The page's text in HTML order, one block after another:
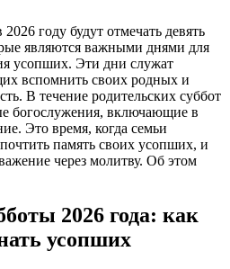
году будут отмечать девять
являются важными днями для
усопших. Эти дни служат
вспомнить своих родных и
В течение родительских суббот
богослужения, включающие в
Это время, когда семьи
память своих усопших, и
через молитву. Об этом
2026 года: как
усопших